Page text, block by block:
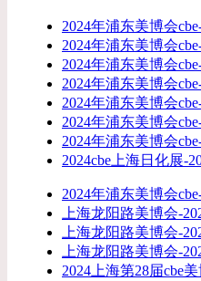
2024年浦东美博会
2024年浦东美博会
2024年浦东美博会
2024年浦东美博会
2024年浦东美博会
2024年浦东美博会
2024年浦东美博会
2024cbe上海日化展-
2024年浦东美博会
上海龙阳路美博会-
上海龙阳路美博会-
上海龙阳路美博会-
2024上海第28届cbe